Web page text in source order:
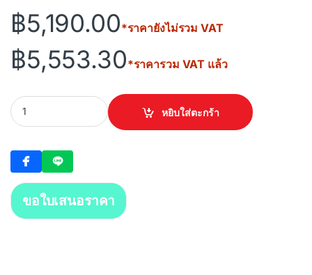
฿5,190.00*ราคายังไม่รวม VAT
฿5,553.30*ราคารวม VAT แล้ว
TP-LINK Omada Hardware Controller (OC-300) quantity
หยิบใส่ตะกร้า
ขอใบเสนอราคา